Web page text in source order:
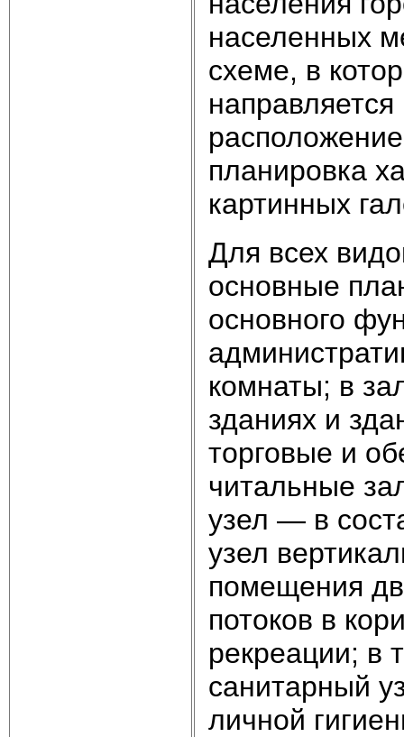
населенных
схеме, в
планировка
картинных
Для всех
основные
основного
комнаты; в
зданиях и
торговые и
читальные
узел — в
узел
помещения
потоков в
рекреации; в
санитарный
личной